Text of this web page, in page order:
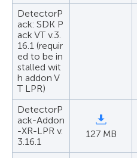
DetectorP
ack: SDK P
ack VT v.3.
16.1 (requir
ed to be in
stalled wit
h addon V
T LPR)
DetectorP
ack-Addon
-XR-LPR v.
3.16.1
127 MB